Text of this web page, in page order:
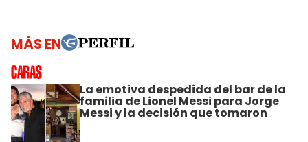
MÁS EN
La emotiva despedida del bar de la
familia de Lionel Messi para Jorge
Messi y la decisión que tomaron